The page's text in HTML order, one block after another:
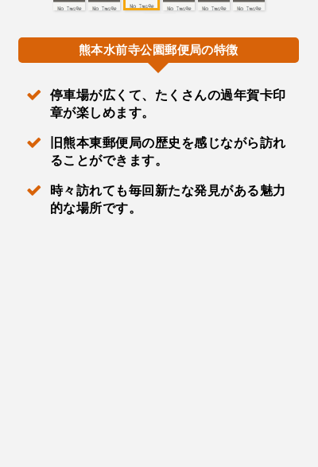
熊本水前寺公園郵便局の特徴
停車場が広くて、たくさんの過年賀卡印
章が楽しめます。
旧熊本東郵便局の歴史を感じながら訪れ
ることができます。
時々訪れても毎回新たな発見がある魅力
的な場所です。